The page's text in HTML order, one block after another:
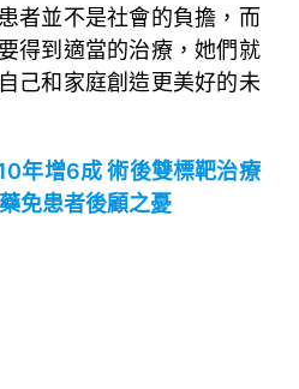
者並不是社會的負擔，而
得到適當的治療，她們就
己和家庭創造更美好的未
年增6成 術後雙標靶治療
免患者後顧之憂